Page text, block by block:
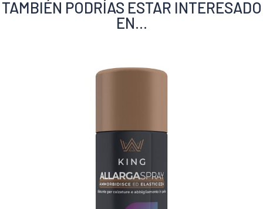
TAMBIÉN PODRÍAS ESTAR INTERESADO
EN...